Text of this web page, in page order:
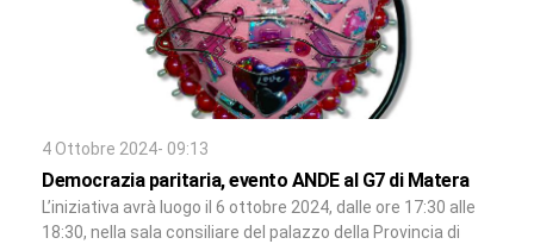
4 Ottobre 2024- 09:13
Democrazia paritaria, evento ANDE al G7 di Matera
L’iniziativa avrà luogo il 6 ottobre 2024, dalle ore 17:30 alle
18:30, nella sala consiliare del palazzo della Provincia di